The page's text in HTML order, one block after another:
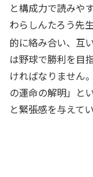
と構成力で読みや
わらしんたろう先
的に絡み合い、互
は野球で勝利を目
ければなりません
の運命の解明」と
と緊張感を与えて